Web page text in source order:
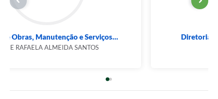
Divisão de Obras, Manutenção e Serviços...
JOYCE RAFAELA ALMEIDA SANTOS